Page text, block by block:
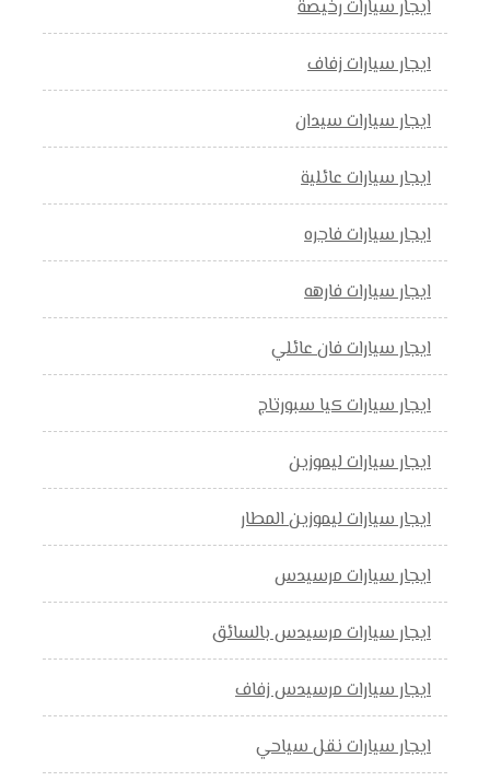
ايجار سيارات رخيصة
ايجار سيارات زفاف
ايجار سيارات سيدان
ايجار سيارات عائلية
ايجار سيارات فاجره
ايجار سيارات فارهه
ايجار سيارات فان عائلي
ايجار سيارات كيا سبورتاج
ايجار سيارات ليموزين
ايجار سيارات ليموزين المطار
ايجار سيارات مرسيدس
ايجار سيارات مرسيدس بالسائق
ايجار سيارات مرسيدس زفاف
ايجار سيارات نقل سياحي